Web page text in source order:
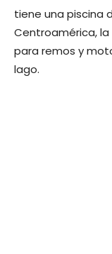
tiene una piscina
Centroamérica,
para remos y
lago.